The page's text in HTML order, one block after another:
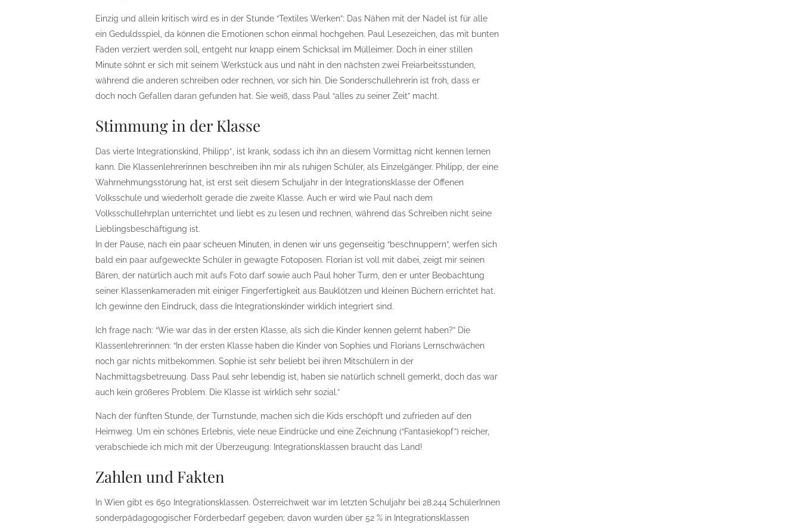
Einzig und allein kritisch wird es in der Stunde “Textiles Werken”: Das Nähen mit der Nadel ist für alle
ein Geduldsspiel, da können die Emotionen schon einmal hochgehen. Paul Lesezeichen, das mit bunten
Fäden verziert werden soll, entgeht nur knapp einem Schicksal im Mülleimer. Doch in einer stillen
Minute söhnt er sich mit seinem Werkstück aus und näht in den nächsten zwei Freiarbeitsstunden,
während die anderen schreiben oder rechnen, vor sich hin. Die Sonderschullehrerin ist froh, dass er
doch noch Gefallen daran gefunden hat. Sie weiß, dass Paul “alles zu seiner Zeit” macht.
Stimmung in der Klasse
Das vierte Integrationskind, Philipp*, ist krank, sodass ich ihn an diesem Vormittag nicht kennen lernen
kann. Die Klassenlehrerinnen beschreiben ihn mir als ruhigen Schüler, als Einzelgänger. Philipp, der eine
Wahrnehmungsstörung hat, ist erst seit diesem Schuljahr in der Integrationsklasse der Offenen
Volksschule und wiederholt gerade die zweite Klasse. Auch er wird wie Paul nach dem
Volksschullehrplan unterrichtet und liebt es zu lesen und rechnen, während das Schreiben nicht seine
Lieblingsbeschäftigung ist.
In der Pause, nach ein paar scheuen Minuten, in denen wir uns gegenseitig “beschnuppern”, werfen sich
bald ein paar aufgeweckte Schüler in gewagte Fotoposen. Florian ist voll mit dabei, zeigt mir seinen
Bären, der natürlich auch mit aufs Foto darf sowie auch Paul hoher Turm, den er unter Beobachtung
seiner Klassenkameraden mit einiger Fingerfertigkeit aus Bauklötzen und kleinen Büchern errichtet hat.
Ich gewinne den Eindruck, dass die Integrationskinder wirklich integriert sind.
Ich frage nach: “Wie war das in der ersten Klasse, als sich die Kinder kennen gelernt haben?” Die
Klassenlehrerinnen: “In der ersten Klasse haben die Kinder von Sophies und Florians Lernschwächen
noch gar nichts mitbekommen. Sophie ist sehr beliebt bei ihren Mitschülern in der
Nachmittagsbetreuung. Dass Paul sehr lebendig ist, haben sie natürlich schnell gemerkt, doch das war
auch kein größeres Problem. Die Klasse ist wirklich sehr sozial.”
Nach der fünften Stunde, der Turnstunde, machen sich die Kids erschöpft und zufrieden auf den
Heimweg. Um ein schönes Erlebnis, viele neue Eindrücke und eine Zeichnung (“Fantasiekopf”) reicher,
verabschiede ich mich mit der Überzeugung: Integrationsklassen braucht das Land!
Zahlen und Fakten
In Wien gibt es 650 Integrationsklassen. Österreichweit war im letzten Schuljahr bei 28.244 SchülerInnen
sonderpädagogogischer Förderbedarf gegeben; davon wurden über 52 % in Integrationsklassen